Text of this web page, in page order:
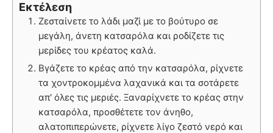
Εκτέλεση
Ζεσταίνετε το λάδι μαζί με το βούτυρο σε
μεγάλη, άνετη κατσαρόλα και ροδίζετε τις
μερίδες του κρέατος καλά.
Βγάζετε το κρέας από την κατσαρόλα, ρίχνετε
τα χοντροκομμένα λαχανικά και τα σοτάρετε
απ' όλες τις μεριές. Ξαναρίχνετε το κρέας στην
κατσαρόλα, προσθέτετε τον άνηθο,
αλατοπιπερώνετε, ρίχνετε λίγο ζεστό νερό και